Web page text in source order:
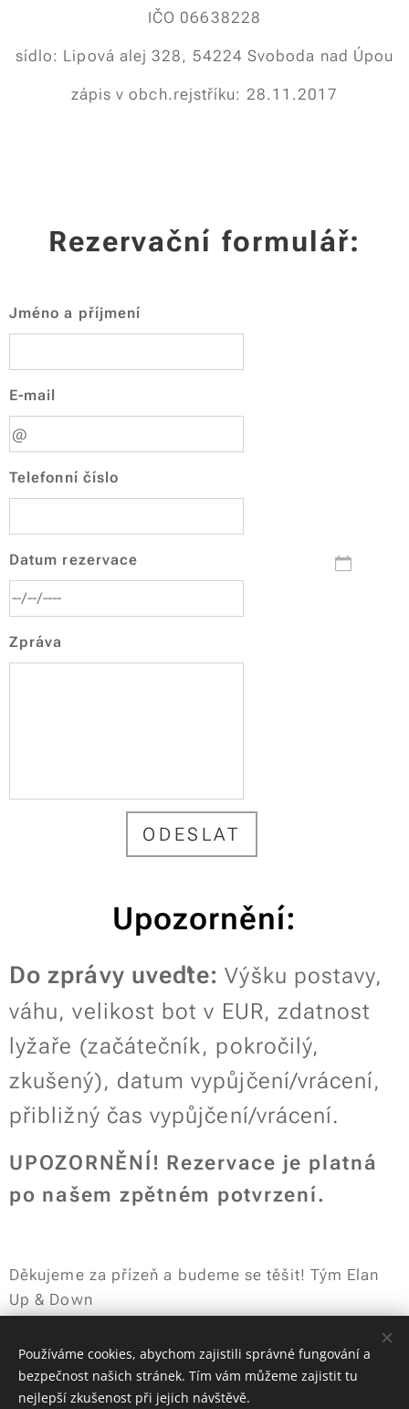
IČO 06638228
sídlo: Lipová alej 328, 54224 Svoboda nad Úpou
zápis v obch.rejstříku: 28.11.2017
Rezervační formulář:
Jméno a příjmení
E-mail
Telefonní číslo
Datum rezervace
Zpráva
ODESLAT
Upozornění:
Do zprávy uveďte: Výšku postavy,
váhu, velikost bot v EUR, zdatnost
lyžaře (začátečník, pokročilý,
zkušený), datum vypůjčení/vrácení,
přibližný čas vypůjčení/vrácení.
UPOZORNĚNÍ! Rezervace je platná
po našem zpětném potvrzení.
Děkujeme za přízeň a budeme se těšit! Tým Elan
Up & Down
ELAN UP & DOWN / Lipová alej 328, 54224 Svoboda nad
Používáme cookies, abychom zajistili správné fungování a
bezpečnost našich stránek. Tím vám můžeme zajistit tu
nejlepší zkušenost při jejich návštěvě.